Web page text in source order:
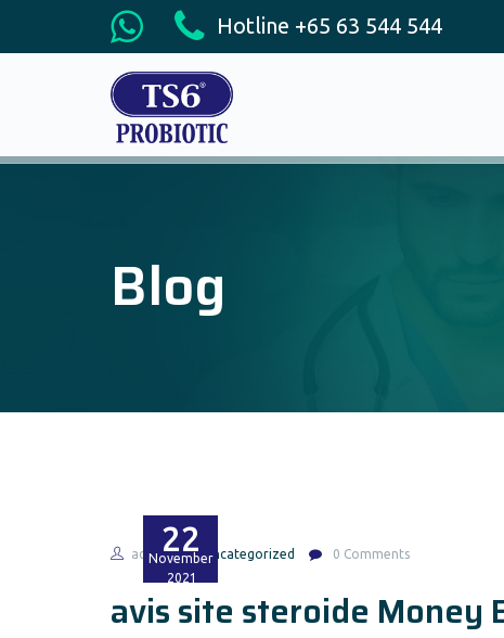
Hotline +65 63 544 544
Blog
22
November
2021
admin Uncategorized 0 Comments
avis site steroide Money